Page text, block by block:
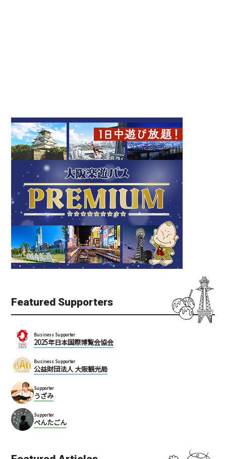
Featured Supporters
Business Supporter
2025年日本国際博覧会協会
Business Supporter
公益財団法人 大阪観光局
Supporter
うざみ
Supporter
ぺんたごん